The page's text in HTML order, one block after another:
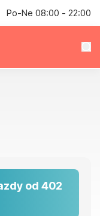
Po-Ne 08:00 - 22:00
od 402